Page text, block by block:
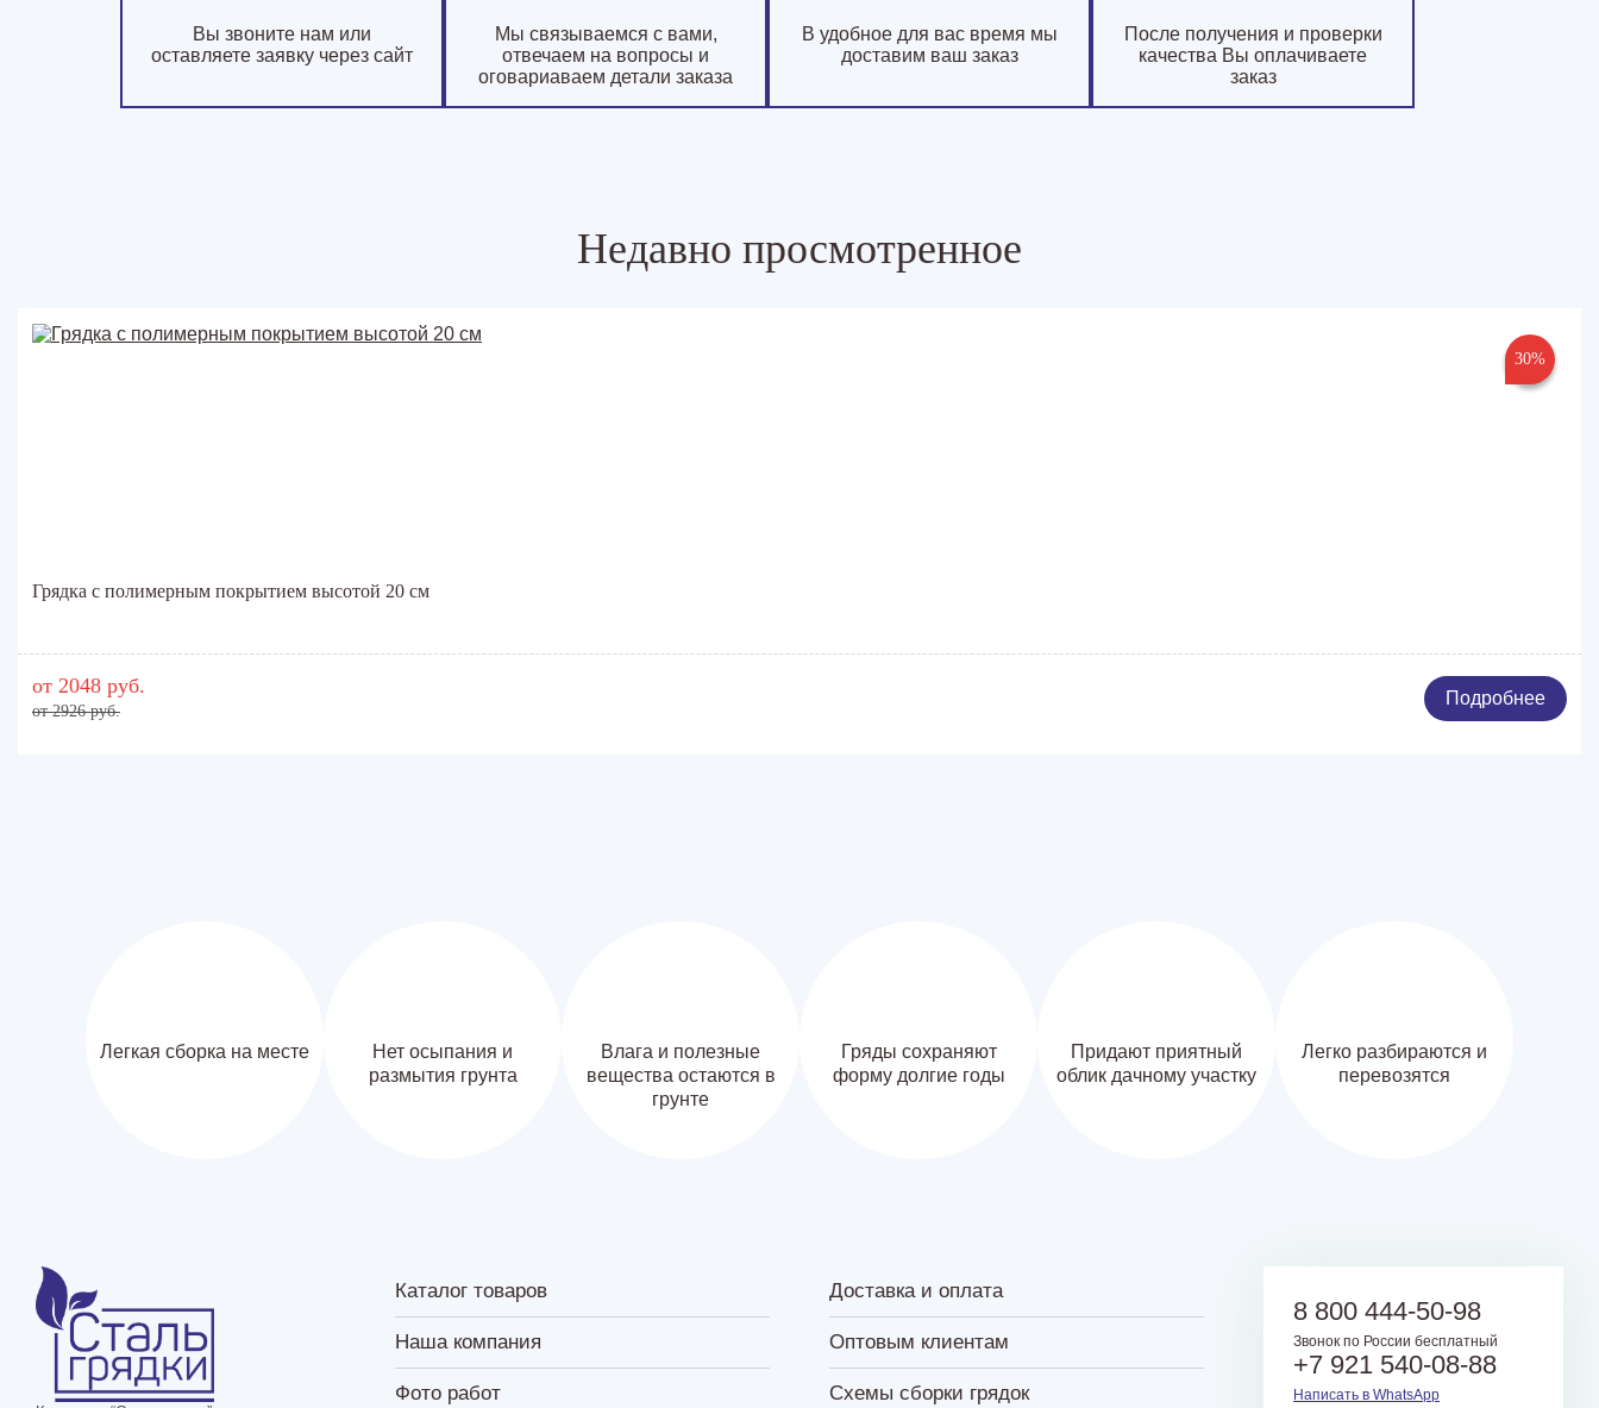
Вы звоните нам или
оставляете заявку через сайт
Мы связываемся с вами,
отвечаем на вопросы и
оговариаваем детали заказа
В удобное для вас время мы
доставим ваш заказ
После получения и проверки
качества Вы оплачиваете
заказ
Недавно просмотренное
30%
Грядка с полимерным покрытием высотой 20 см
от 2048 руб.
от 2926 руб.
Подробнее
Легкая сборка на месте
Нет осыпания и
размытия грунта
Влага и полезные
вещества остаются в
грунте
Гряды сохраняют
форму долгие годы
Придают приятный
облик дачному участку
Легко разбираются и
перевозятся
Каталог товаров Доставка и оплата
Наша компания Оптовым клиентам
Фото работ Схемы сборки грядок
8 800 444-50-98
Звонок по России бесплатный
+7 921 540-08-88
Написать в WhatsApp